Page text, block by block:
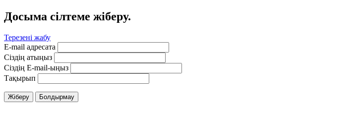
Досыма сілтеме жіберу.
Терезені жабу
E-mail адресата
Сіздің атыңыз
Сіздің E-mail-ыңыз
Тақырып
Жіберу Болдырмау